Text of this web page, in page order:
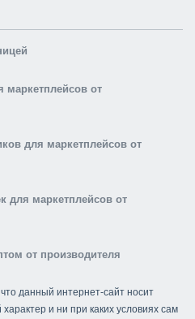
маркетплейсов от
для маркетплейсов от
для маркетплейсов от
от производителя
данный интернет-сайт носит
и ни при каких условиях сам